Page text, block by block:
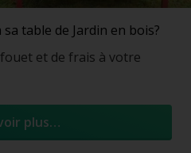
table de Jardin en bois?
et de frais à votre
plus…